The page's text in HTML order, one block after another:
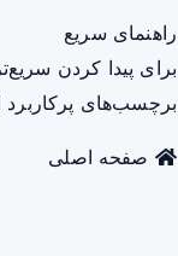
راهنمای سریع
برای پیدا کردن
برچسب‌های پرکاربرد
صفحه اصلی